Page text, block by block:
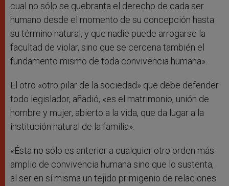
cual no sólo se quebranta el derecho de cada ser
humano desde el momento de su concepción hasta
su término natural, y que nadie puede arrogarse la
facultad de violar, sino que se cercena también el
fundamento mismo de toda convivencia humana».
El otro «otro pilar de la sociedad» que debe defender
todo legislador, añadió, «es el matrimonio, unión de
hombre y mujer, abierto a la vida, que da lugar a la
institución natural de la familia».
«Ésta no sólo es anterior a cualquier otro orden más
amplio de convivencia humana sino que lo sustenta,
al ser en sí misma un tejido primigenio de relaciones